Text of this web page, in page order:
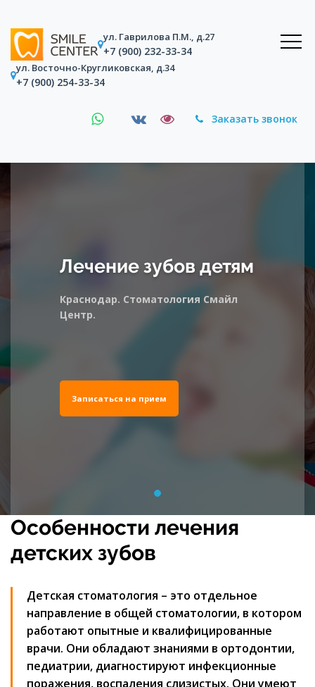
ул. Гаврилова П.М., д.27
+7 (900) 232-33-34
ул. Восточно-Кругликовская, д.34
+7 (900) 254-33-34
Заказать звонок
Лечение зубов детям
Краснодар. Стоматология Смайл
Центр.
Записаться на прием
Особенности лечения
детских зубов
Детская стоматология – это отдельное
направление в общей стоматологии, в котором
работают опытные и квалифицированные
врачи. Они обладают знаниями в ортодонтии,
педиатрии, диагностируют инфекционные
поражения, воспаления слизистых. Они умеют